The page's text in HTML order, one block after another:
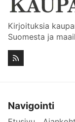
Kirjoituksia
Suomesta ja
Navigointi